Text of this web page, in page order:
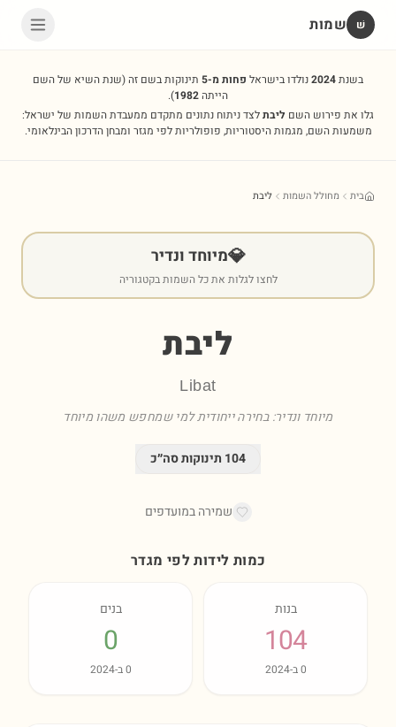
שׁ שמות
בשנת2024נולדו בישראל פחות מ-5 תינוקות בשם זה(שנת השיא של השם
הייתה1982
).
גלו את פירוש השם ליבתלצד ניתוח נתונים מתקדם ממעבדת השמות של ישראל:
משמעות השם, מגמות היסטוריות, פופולריות לפי מגזר ומבחן הדרכון הבינלאומי.
בית מחולל השמות ליבת
💎מיוחד ונדיר
לחצו לגלות את כל השמות בקטגוריה
ליבת
Libat
מיוחד ונדיר: בחירה ייחודית למי שמחפש משהו מיוחד
104 תינוקות סה״כ
שמירה במועדפים
כמות לידות לפי מגדר
בנות
104
0ב-2024
בנים
0
0ב-2024